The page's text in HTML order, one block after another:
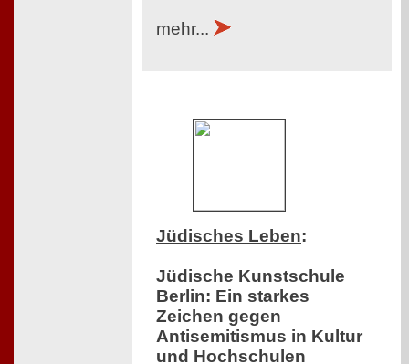
mehr...
Jüdisches Leben:
Jüdische Kunstschule
Berlin: Ein starkes
Zeichen gegen
Antisemitismus in Kultur
und Hochschulen